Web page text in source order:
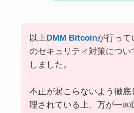
以上 DMM Bitcoinが行って
のセキュリティ対策につい
しました。
不正が起こらないよう徹底
理されている上、万が一㈱